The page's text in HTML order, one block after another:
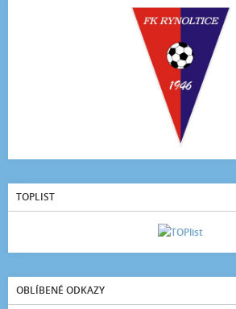
TOPLIST
OBLÍBENÉ ODKAZY